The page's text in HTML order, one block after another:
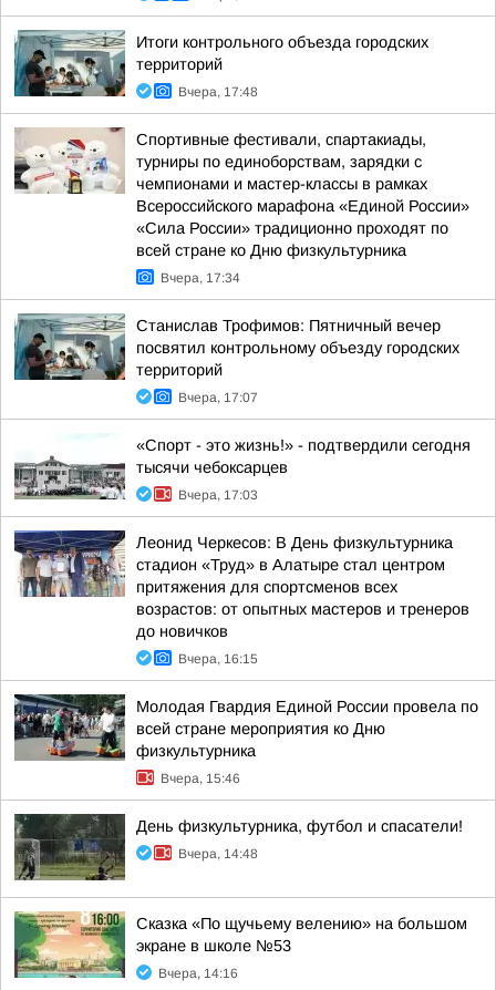
Итоги контрольного объезда городских
территорий
Вчера, 17:48
Спортивные фестивали, спартакиады,
турниры по единоборствам, зарядки с
чемпионами и мастер-классы в рамках
Всероссийского марафона «Единой России»
«Сила России» традиционно проходят по
всей стране ко Дню физкультурника
Вчера, 17:34
Станислав Трофимов: Пятничный вечер
посвятил контрольному объезду городских
территорий
Вчера, 17:07
«Спорт - это жизнь!» - подтвердили сегодня
тысячи чебоксарцев
Вчера, 17:03
Леонид Черкесов: В День физкультурника
стадион «Труд» в Алатыре стал центром
притяжения для спортсменов всех
возрастов: от опытных мастеров и тренеров
до новичков
Вчера, 16:15
Молодая Гвардия Единой России провела по
всей стране мероприятия ко Дню
физкультурника
Вчера, 15:46
День физкультурника, футбол и спасатели!
Вчера, 14:48
Сказка «По щучьему велению» на большом
экране в школе №53
Вчера, 14:16